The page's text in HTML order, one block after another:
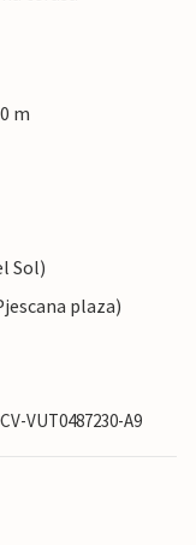
m
Sol)
plaza)
VUT0487230-A9